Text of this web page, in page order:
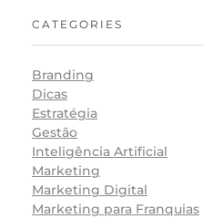
CATEGORIES
Branding
Dicas
Estratégia
Gestão
Inteligência Artificial
Marketing
Marketing Digital
Marketing para Franquias